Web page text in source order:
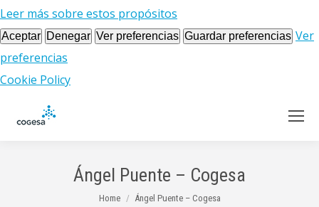
Leer más sobre estos propósitos
Aceptar Denegar Ver preferencias Guardar preferencias Ver
preferencias
Cookie Policy
Ángel Puente – Cogesa
You are here:
Home Ángel Puente – Cogesa